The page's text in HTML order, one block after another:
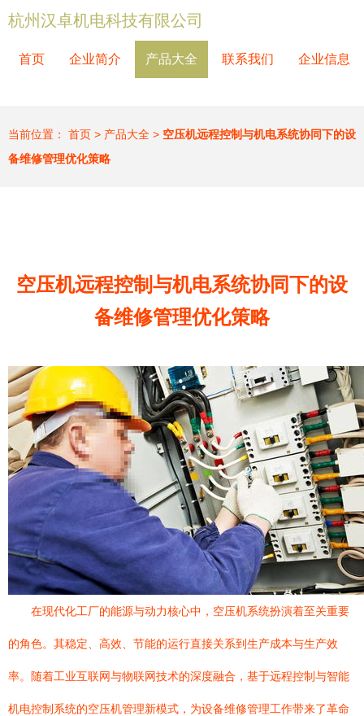
杭州汉卓机电科技有限公司
首页 企业简介 产品大全 联系我们 企业信息
当前位置： 首页 > 产品大全 > 空压机远程控制与机电系统协同下的设
备维修管理优化策略
空压机远程控制与机电系统协同下的设
备维修管理优化策略
在现代化工厂的能源与动力核心中，空压机系统扮演着至关重要
的角色。其稳定、高效、节能的运行直接关系到生产成本与生产效
率。随着工业互联网与物联网技术的深度融合，基于远程控制与智能
机电控制系统的空压机管理新模式，为设备维修管理工作带来了革命